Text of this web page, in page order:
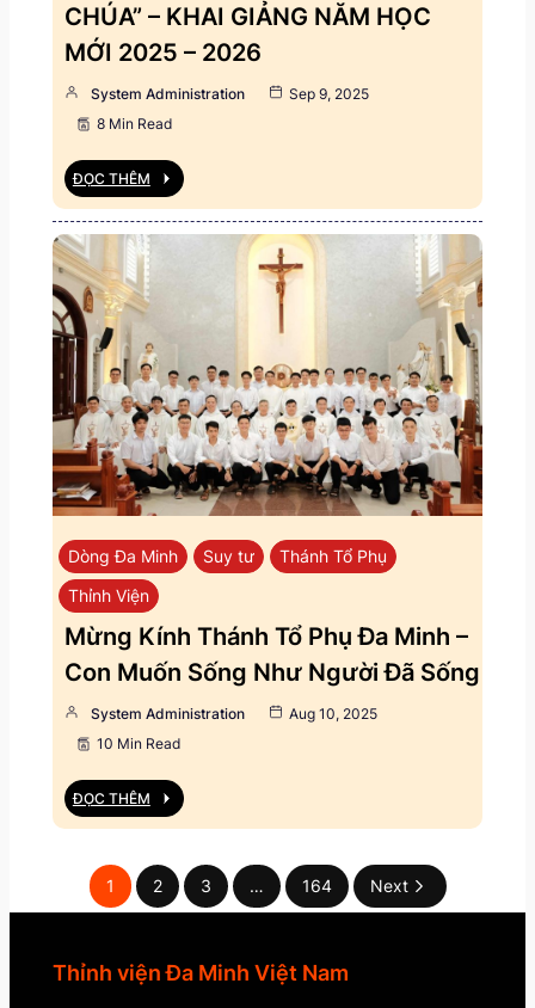
CHÚA” – KHAI GIẢNG NĂM HỌC
MỚI 2025 – 2026
System Administration
Sep 9, 2025
8 Min Read
ĐỌC THÊM
Dòng Đa Minh Suy tư
Thánh Tổ Phụ
Thỉnh Viện
Mừng Kính Thánh Tổ Phụ Đa Minh –
Con Muốn Sống Như Người Đã Sống
System Administration
Aug 10, 2025
10 Min Read
ĐỌC THÊM
1 2 3 … 164 Next
Thỉnh viện Đa Minh Việt Nam